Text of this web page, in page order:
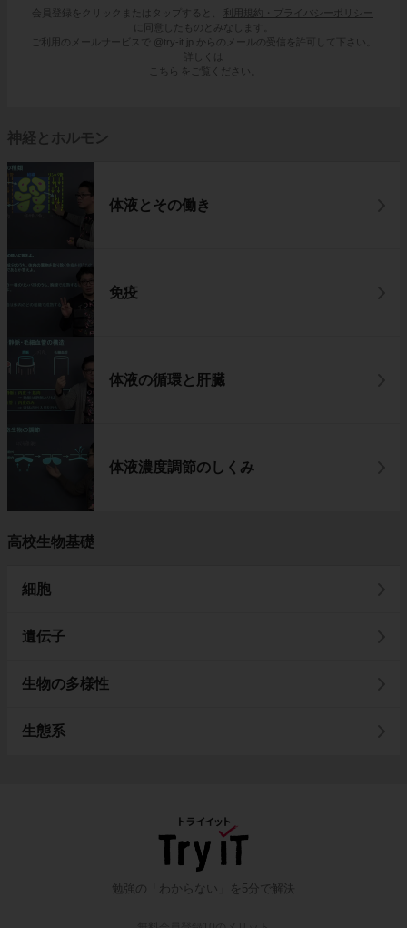
会員登録をクリックまたはタップすると、
利用規約・プライバシーポリシー
に同意したものとみなします。
ご利用のメールサービスで @try-it.jp からのメールの受信を許可して下さい。
詳しくは
こちら
をご覧ください。
神経とホルモン
体液とその働き
免疫
体液の循環と肝臓
体液濃度調節のしくみ
高校生物基礎
細胞
遺伝子
生物の多様性
生態系
勉強の「わからない」を5分で解決